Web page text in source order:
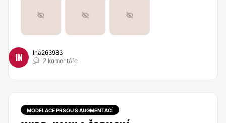
IN
Ina263983
2 komentáře
MODELACE PRSOU S AUGMENTACÍ